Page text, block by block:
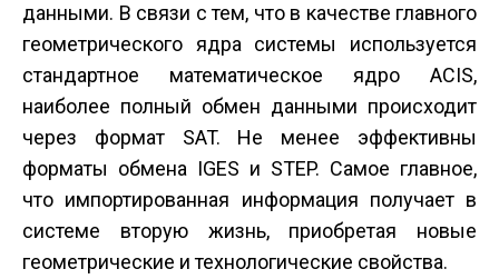
данными. В связи с тем, что в качестве главного
геометрического ядра системы используется
стандартное математическое ядро ACIS,
наиболее полный обмен данными происходит
через формат SAT. Не менее эффективны
форматы обмена IGES и STEP. Самое главное,
что импортированная информация получает в
системе вторую жизнь, приобретая новые
геометрические и технологические свойства.